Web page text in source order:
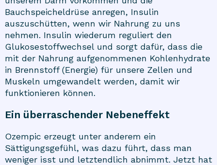
Bauchspeicheldrüse anregen, Insulin
auszuschütten, wenn wir Nahrung zu uns
nehmen. Insulin wiederum reguliert den
Glukosestoffwechsel und sorgt dafür, dass die
mit der Nahrung aufgenommenen Kohlenhydrate
in Brennstoff (Energie) für unsere Zellen und
Muskeln umgewandelt werden, damit wir
funktionieren können.
Ein überraschender Nebeneffekt
Ozempic erzeugt unter anderem ein
Sättigungsgefühl, was dazu führt, dass man
weniger isst und letztendlich abnimmt. Jetzt hat